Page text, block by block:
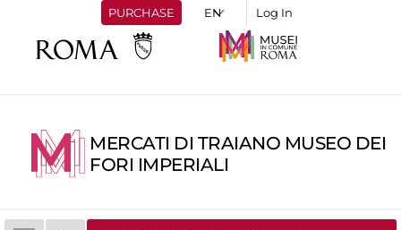
PURCHASE Log In
MERCATI DI TRAIANO MUSEO DEI
FORI IMPERIALI